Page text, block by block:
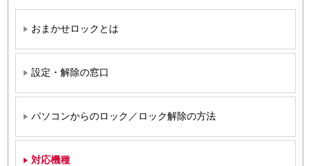
おまかせロックとは
設定・解除の窓口
パソコンからのロック／ロック解除の方法
対応機種